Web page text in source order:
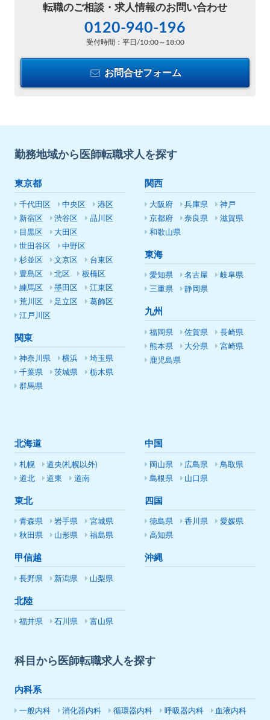
転職のご相談・ 求人情報のお問い合わせ
0120-940-196
受付時間：平日/10:00～18:00
お問合せフォーム
勤務地域から医師転職求人を探す
東京都
千代田区 中央区
港区
新宿区
渋谷区
品川区
目黒区
大田区
世田谷区
中野区
杉並区
文京区
台東区
豊島区
北区
板橋区
練馬区
墨田区
江東区
荒川区
足立区
葛飾区
江戸川区
関東
神奈川県 横浜
埼玉県
千葉県
茨城県
栃木県
群馬県
関西
大阪府 兵庫県
神戸
京都府
奈良県
滋賀県
和歌山県
東海
愛知県 名古屋
岐阜県
三重県
静岡県
九州
福岡県 佐賀県
長崎県
熊本県
大分県
宮崎県
鹿児島県
北海道
札幌
道央(札幌以外)
道北
道東 道南
東北
青森県 岩手県
宮城県
秋田県
山形県 福島県
甲信越
長野県 新潟県 山梨県
北陸
福井県 石川県 富山県
中国
岡山県 広島県
鳥取県
島根県
山口県
四国
徳島県 香川県
愛媛県
高知県
沖縄
科目から医師転職求人を探す
内科系
一般内科 消化器内科 循環器内科 呼吸器内科
血液内科